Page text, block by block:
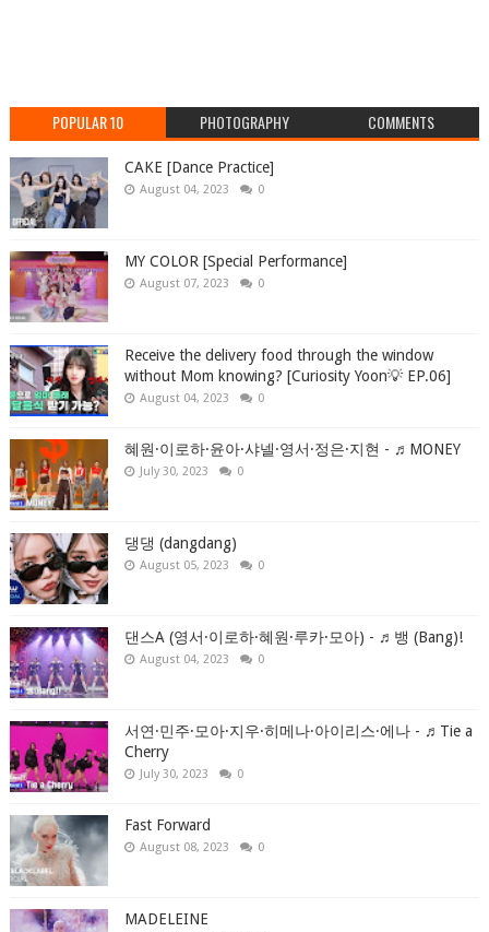
POPULAR 10 PHOTOGRAPHY COMMENTS
CAKE [Dance Practice]
August 04, 2023 0
MY COLOR [Special Performance]
August 07, 2023 0
Receive the delivery food through the window
without Mom knowing? [Curiosity Yoon💡 EP.06]
August 04, 2023 0
혜원·이로하·윤아·샤넬·영서·정은·지현 - ♬MONEY
July 30, 2023 0
댕댕 (dangdang)
August 05, 2023 0
댄스A (영서·이로하·혜원·루카·모아) - ♬뱅 (Bang)!
August 04, 2023 0
서연·민주·모아·지우·히메나·아이리스·에나 - ♬Tie a
Cherry
July 30, 2023 0
Fast Forward
August 08, 2023 0
MADELEINE